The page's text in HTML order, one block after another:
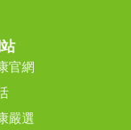
官網
嚴選